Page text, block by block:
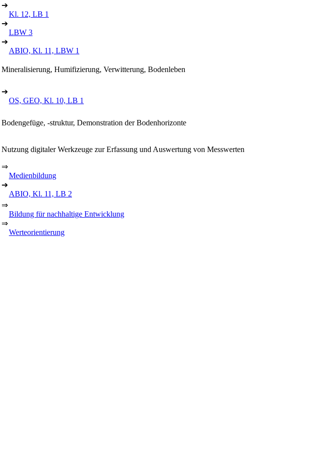
➔
Kl. 12, LB 1
➔
LBW 3
➔
ABIO, Kl. 11, LBW 1
Mineralisierung, Humifizierung, Verwitterung, Bodenleben
➔
OS, GEO, Kl. 10, LB 1
Bodengefüge, -struktur, Demonstration der Bodenhorizonte
Nutzung digitaler Werkzeuge zur Erfassung und Auswertung von Messwerten
⇒
Medienbildung
➔
ABIO, Kl. 11, LB 2
⇒
Bildung für nachhaltige Entwicklung
⇒
Werteorientierung